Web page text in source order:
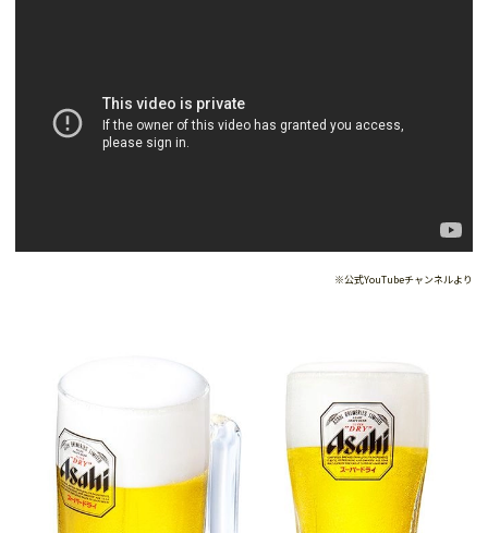
※公式YouTubeチャンネルより